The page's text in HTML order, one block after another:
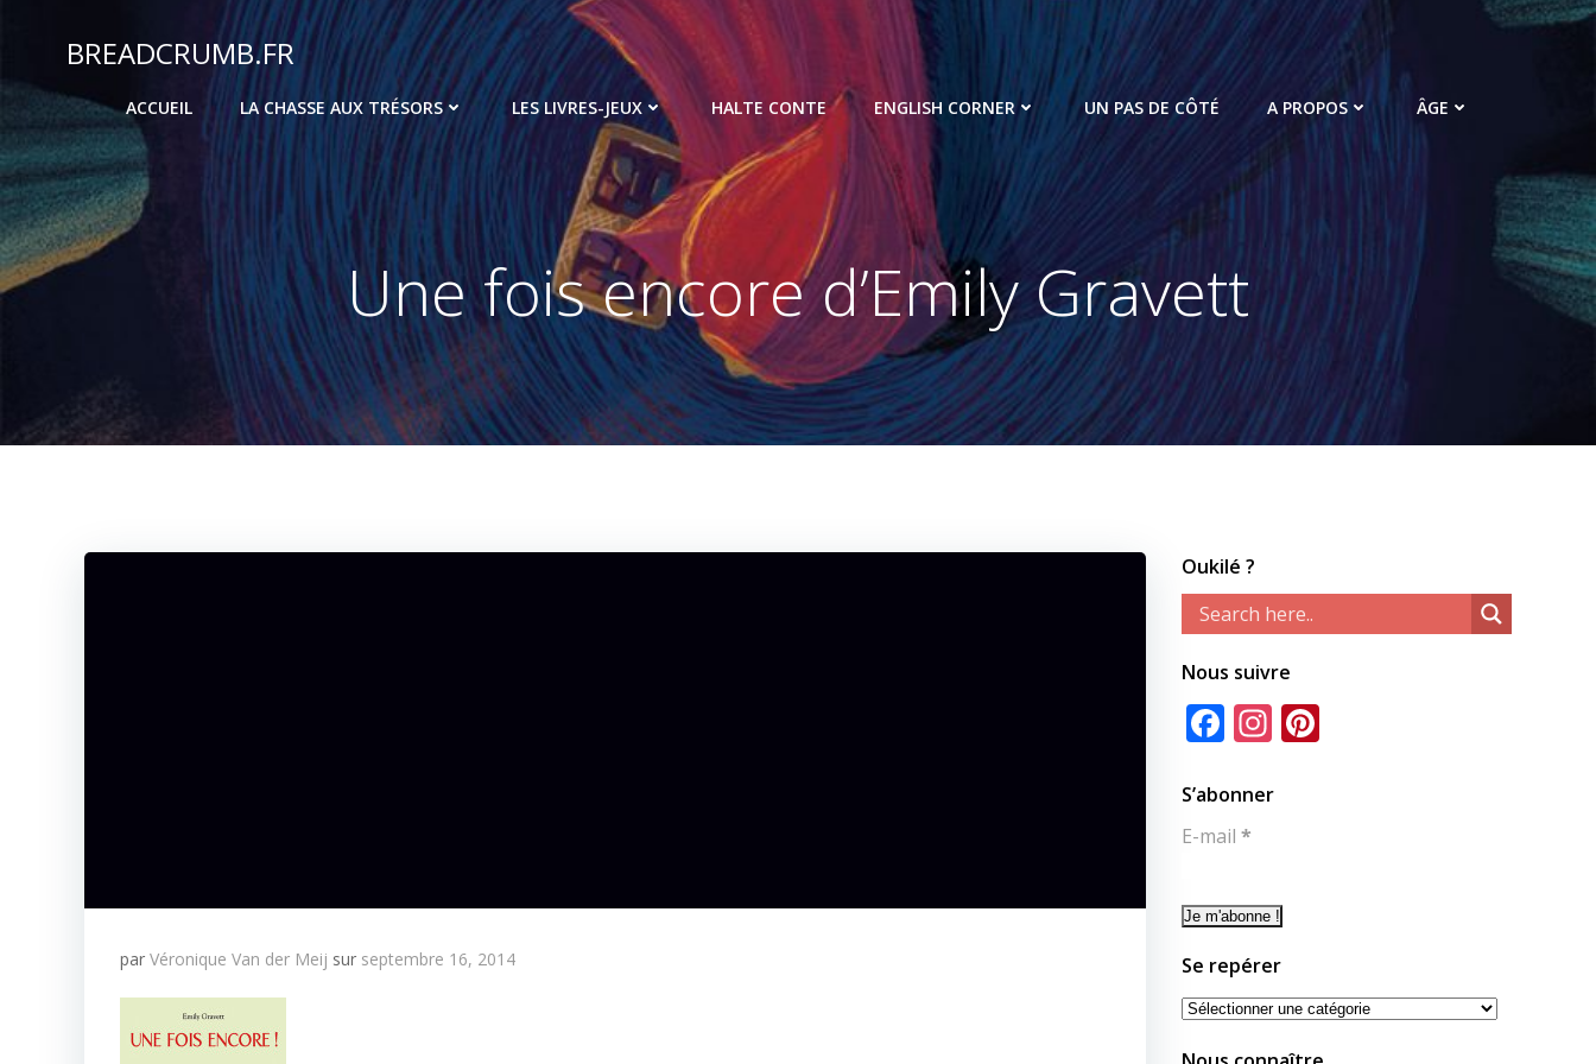
contenuBREADCRUMB.FR
ACCUEIL LA CHASSE AUX TRÉSORS LES LIVRES-JEUX HALTE CONTE ENGLISH CORNER UN PAS DE CÔTÉ A PROPOS ÂGE
Une fois encore d’Emily Gravett
par Véronique Van der Meij sur septembre 16, 2014
Oukilé ?
Nous suivre
Facebook
Instagram
S’abonner
E-mail *
Se repérer
Se